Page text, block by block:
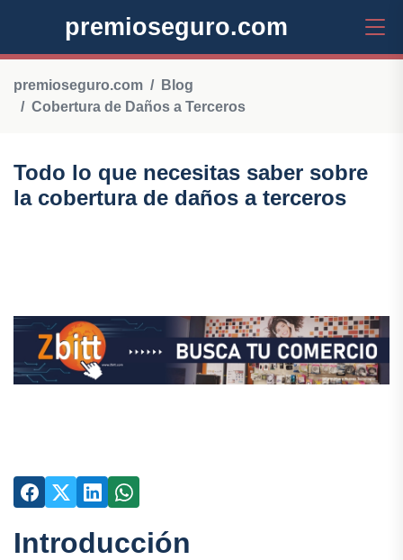
premioseguro.com
premioseguro.com
Blog
Cobertura de Daños a Terceros
Todo lo que necesitas saber sobre
la cobertura de daños a terceros
Introducción